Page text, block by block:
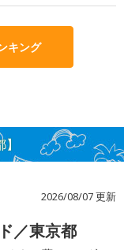
キング
2026/08/07 更新
／東京都